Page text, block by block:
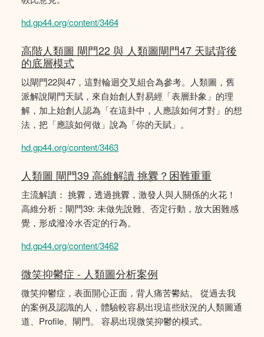
hd.gp44.org/content/3464
高階人類圖 閘門22 與 人類圖閘門47 天賦背後
的底層模式
以閘門22與47，這對輪迴交叉組合為參考。人類圖，舊
派解說閘門天賦，來自始創人對易經「表層卦象」的理
解，加上始創人認為「在這卦中，人應該如何才對」的想
法，把「應該如何做」說為「你的天賦」。
hd.gp44.org/content/3463
人類圖 閘門39 高維解讀 挑釁？困難重重
主流解讀： 挑釁，透過挑釁，激發人與人關係的火花！
高維分析：閘門39: 未做先說難、否定行動，放大困難感
覺，形成潑冷水否定的行為。
hd.gp44.org/content/3462
微笑抑鬱症 - 人類圖分析案例
微笑抑鬱症，表面開心正面，背人痛苦鬰結。 從過去我
的案例及認識的人，體驗較容易出現這些狀況的人類圖通
道、Profile、閘門。 容易出現微笑抑鬱的模式。